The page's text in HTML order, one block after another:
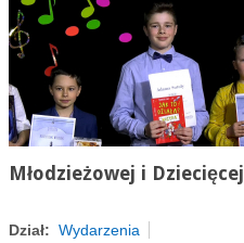
Młodzieżowej i Dziecięcej
Dział: Wydarzenia